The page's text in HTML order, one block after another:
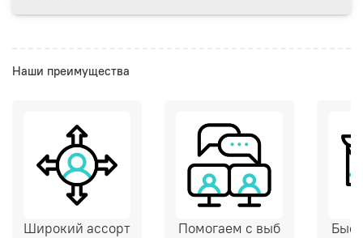
Наши преимущества
Широкий ассорт
Помогаем с выб